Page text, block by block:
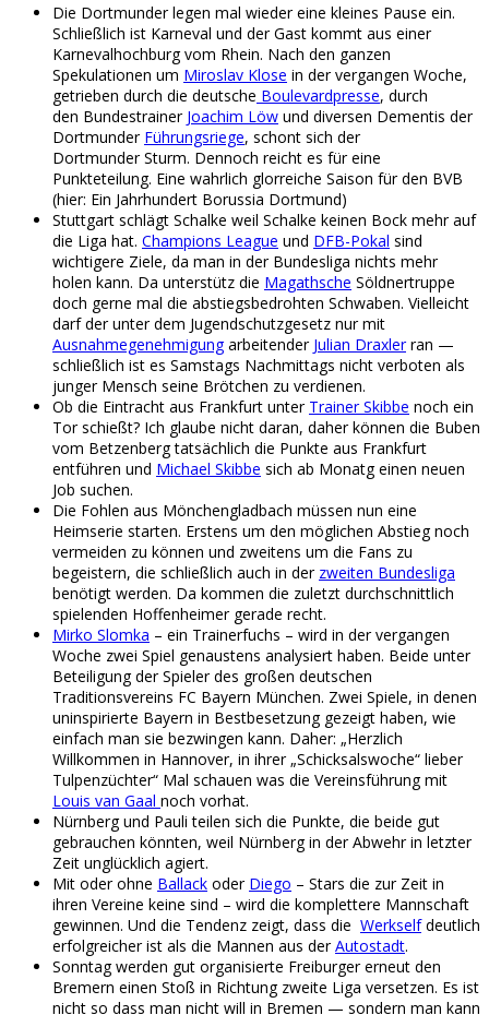
Die Dortmunder legen mal wieder eine kleines Pause ein.
Schließlich ist Karneval und der Gast kommt aus einer
Karnevalhochburg vom Rhein. Nach den ganzen
Spekulationen um Miroslav Klose in der vergangen Woche,
getrieben durch die deutsche Boulevardpresse, durch
den Bundestrainer Joachim Löw und diversen Dementis der
Dortmunder Führungsriege, schont sich der
Dortmunder Sturm. Dennoch reicht es für eine
Punkteteilung. Eine wahrlich glorreiche Saison für den BVB
(hier: Ein Jahrhundert Borussia Dortmund)
Stuttgart schlägt Schalke weil Schalke keinen Bock mehr auf
die Liga hat. Champions League und DFB-Pokal sind
wichtigere Ziele, da man in der Bundesliga nichts mehr
holen kann. Da unterstütz die Magathsche Söldnertruppe
doch gerne mal die abstiegsbedrohten Schwaben. Vielleicht
darf der unter dem Jugendschutzgesetz nur mit
Ausnahmegenehmigungarbeitender Julian Draxlerran —
schließlich ist es Samstags Nachmittags nicht verboten als
junger Mensch seine Brötchen zu verdienen.
Ob die Eintracht aus Frankfurt unter Trainer Skibbe noch ein
Tor schießt? Ich glaube nicht daran, daher können die Buben
vom Betzenberg tatsächlich die Punkte aus Frankfurt
entführen und Michael Skibbe sich ab Monatg einen neuen
Job suchen.
Die Fohlen aus Mönchengladbach müssen nun eine
Heimserie starten. Erstens um den möglichen Abstieg noch
vermeiden zu können und zweitens um die Fans zu
begeistern, die schließlich auch in der zweiten Bundesliga
benötigt werden. Da kommen die zuletzt durchschnittlich
spielenden Hoffenheimer gerade recht.
Mirko Slomka – ein Trainerfuchs – wird in der vergangen
Woche zwei Spiel genaustens analysiert haben. Beide unter
Beteiligung der Spieler des großen deutschen
Traditionsvereins FC Bayern München. Zwei Spiele, in denen
uninspirierte Bayern in Bestbesetzung gezeigt haben, wie
einfach man sie bezwingen kann. Daher: „Herzlich
Willkommen in Hannover, in ihrer „Schicksalswoche“ lieber
Tulpenzüchter“ Mal schauen was die Vereinsführung mit
Louis van Gaal noch vorhat.
Nürnberg und Pauli teilen sich die Punkte, die beide gut
gebrauchen könnten, weil Nürnberg in der Abwehr in letzter
Zeit unglücklich agiert.
Mit oder ohne Ballack oder Diego – Stars die zur Zeit in
ihren Vereine keine sind – wird die komplettere Mannschaft
gewinnen. Und die Tendenz zeigt, dass die Werkselfdeutlich
erfolgreicher ist als die Mannen aus derAutostadt.
Sonntag werden gut organisierte Freiburger erneut den
Bremern einen Stoß in Richtung zweite Liga versetzen. Es ist
nicht so dass man nicht will in Bremen — sondern man kann